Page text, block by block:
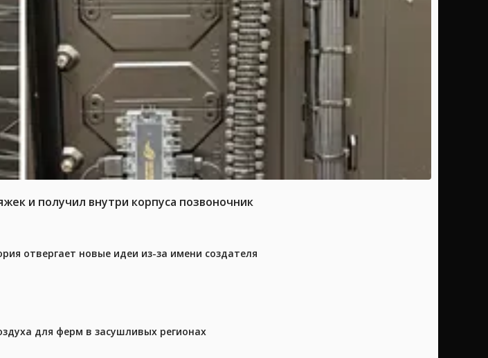
и получил внутри корпуса позвоночник
отвергает новые идеи из-за имени создателя
для ферм в засушливых регионах